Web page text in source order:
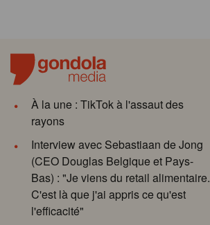
À la une : TikTok à l'assaut des
rayons
Interview avec Sebastiaan de Jong
(CEO Douglas Belgique et Pays-
Bas) : "Je viens du retail alimentaire.
C'est là que j'ai appris ce qu'est
l'efficacité"